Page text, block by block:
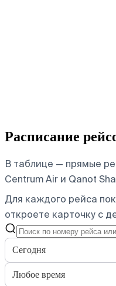
Расписание
В таблице — прямые
Centrum Air и Qanot
Для каждого рейса
откроете карточку с
Сегодня
Любое время